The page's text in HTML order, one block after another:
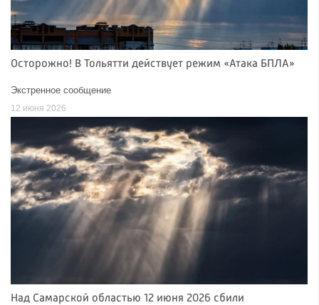
Осторожно! В Тольятти действует режим «Атака БПЛА»
Экстренное сообщение
12 июня 2026
Над Самарской областью 12 июня 2026 сбили